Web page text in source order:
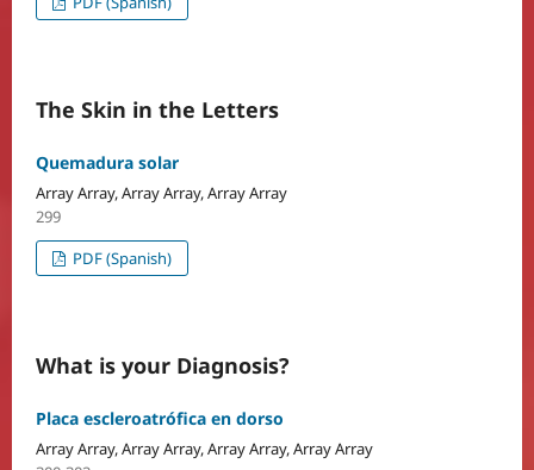
The Skin in the Letters
Quemadura solar
Array Array, Array Array, Array Array
299
PDF (Spanish)
What is your Diagnosis?
Placa escleroatrófica en dorso
Array Array, Array Array, Array Array, Array Array